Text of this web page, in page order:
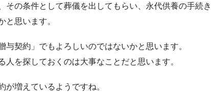
その条件として葬儀を出してもらい、永代供養の手続き
と思います。
契約」でもよろしいのではないかと思います。
を探しておくのは大事なことだと思います。
増えているようですね。